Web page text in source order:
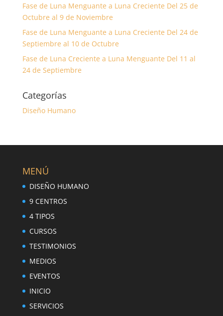
Fase de Luna Menguante a Luna Creciente Del 25 de
Octubre al 9 de Noviembre
Fase de Luna Menguante a Luna Creciente Del 24 de
Septiembre al 10 de Octubre
Fase de Luna Creciente a Luna Menguante Del 11 al
24 de Septiembre
Categorías
Diseño Humano
MENÚ
DISEÑO HUMANO
9 CENTROS
4 TIPOS
CURSOS
TESTIMONIOS
MEDIOS
EVENTOS
INICIO
SERVICIOS